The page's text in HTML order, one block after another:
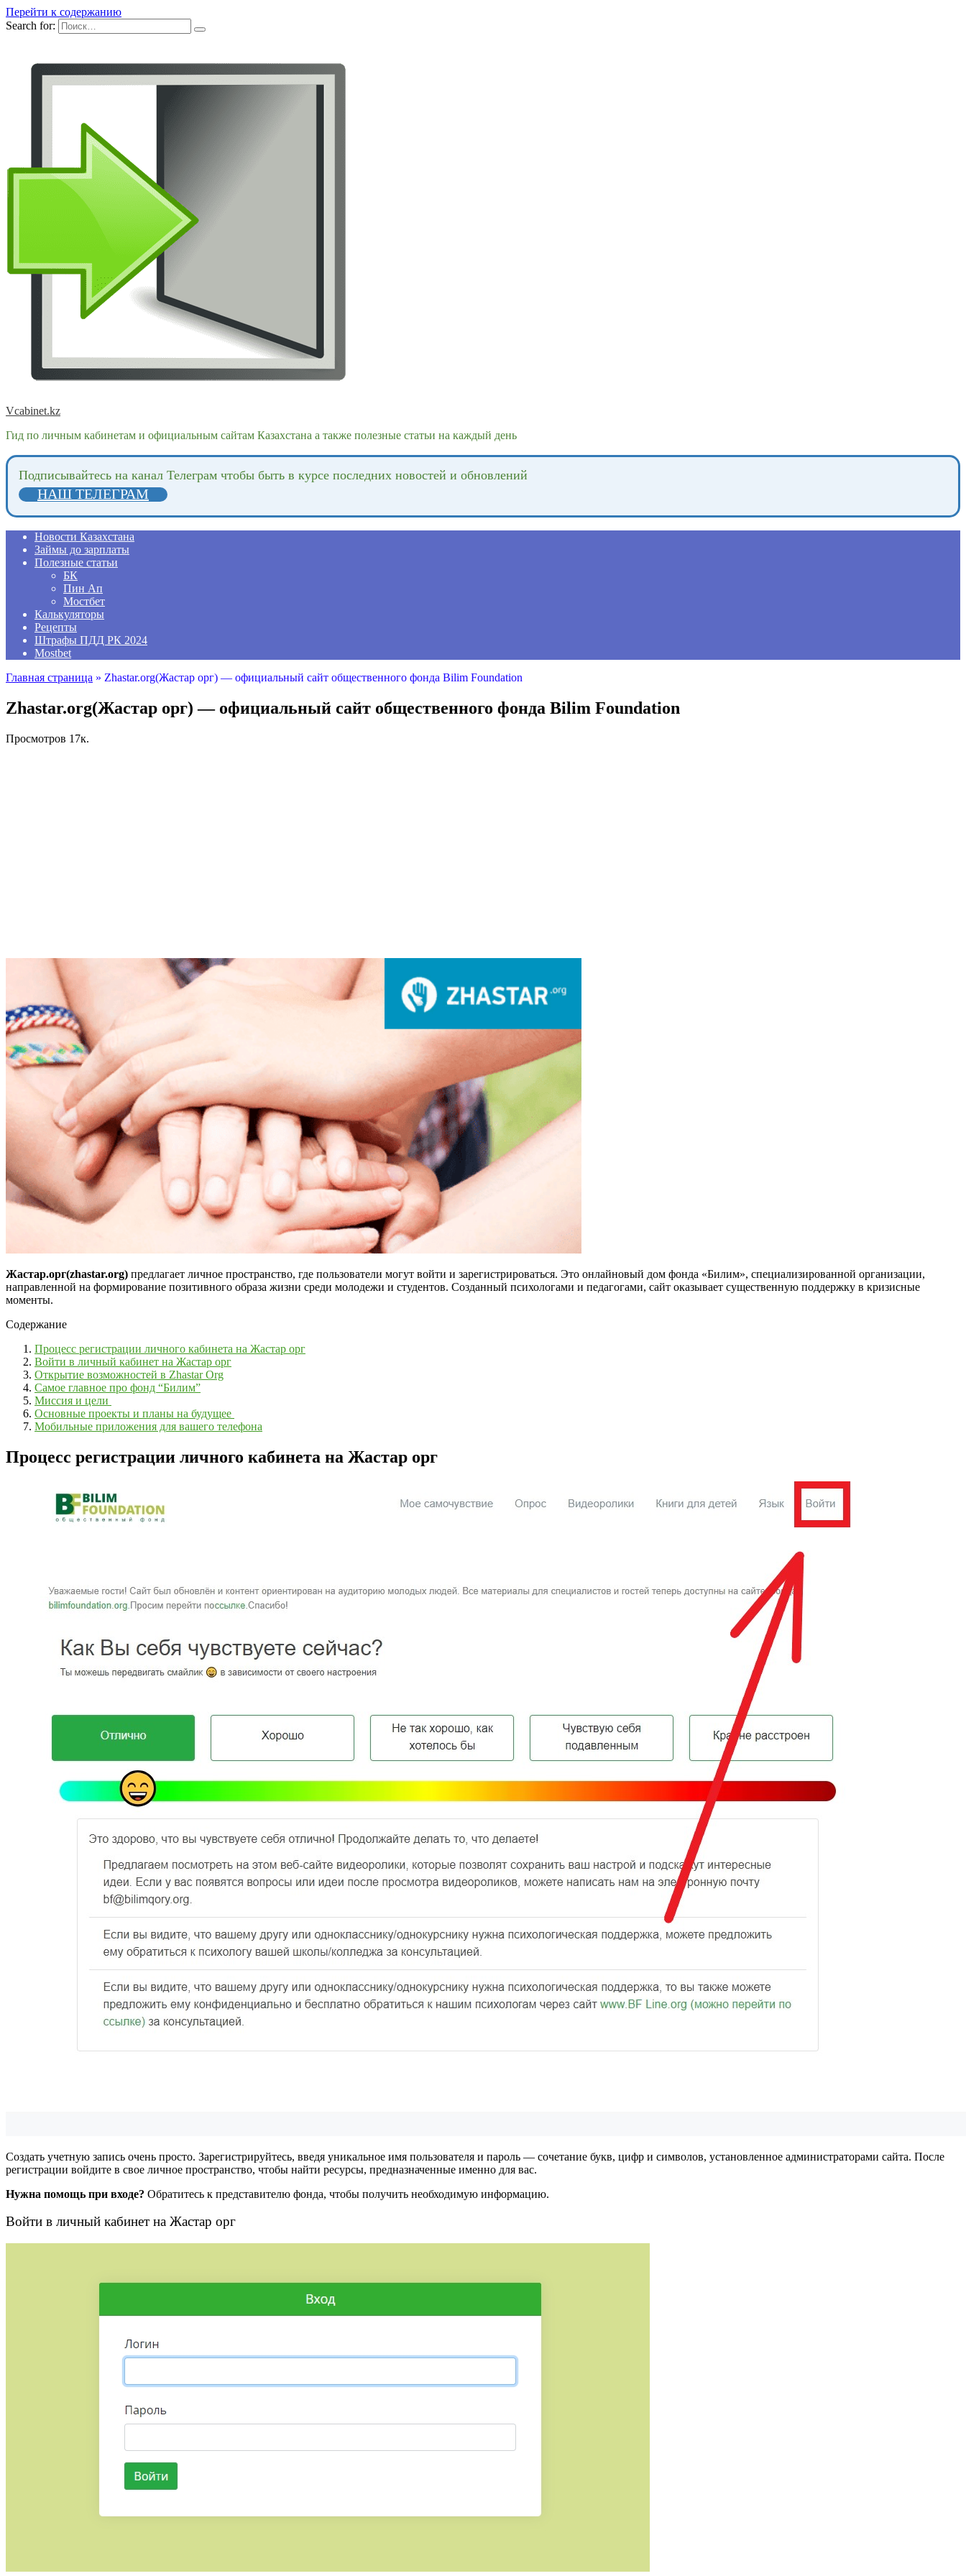
Перейти к содержанию
Search for:
Vcabinet.kz
Гид по личным кабинетам и официальным сайтам Казахстана а также полезные статьи на каждый день
Подпиcывайтесь на канал Телеграм чтобы быть в курсе последних новостей и обновлений
НАШ ТЕЛЕГРАМ
Новости Казахстана
Займы до зарплаты
Полезные статьи
БК
Пин Ап
Мостбет
Калькуляторы
Рецепты
Штрафы ПДД РК 2024
Mostbet
Главная страница » Zhastar.org(Жастар орг) — официальный сайт общественного фонда Bilim Foundation
Zhastar.org(Жастар орг) — официальный сайт общественного фонда Bilim Foundation
Просмотров 17к.
Жастар.орг(zhastar.org) предлагает личное пространство, где пользователи могут войти и зарегистрироваться. Это онлайновый дом фонда «Билим», специализированной организации,
направленной на формирование позитивного образа жизни среди молодежи и студентов. Созданный психологами и педагогами, сайт оказывает существенную поддержку в кризисные
моменты.
Содержание
Процесс регистрации личного кабинета на Жастар орг
Войти в личный кабинет на Жастар орг
Открытие возможностей в Zhastar Org
Самое главное про фонд “Билим”
Миссия и цели
Основные проекты и планы на будущее
Мобильные приложения для вашего телефона
Процесс регистрации личного кабинета на Жастар орг
Создать учетную запись очень просто. Зарегистрируйтесь, введя уникальное имя пользователя и пароль — сочетание букв, цифр и символов, установленное администраторами сайта. После
регистрации войдите в свое личное пространство, чтобы найти ресурсы, предназначенные именно для вас.
Нужна помощь при входе? Обратитесь к представителю фонда, чтобы получить необходимую информацию.
Войти в личный кабинет на Жастар орг